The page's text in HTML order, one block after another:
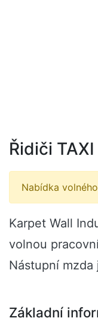
Řidiči
Nabídka
Karpet Wall
volnou
Nástupní mzda
Základní